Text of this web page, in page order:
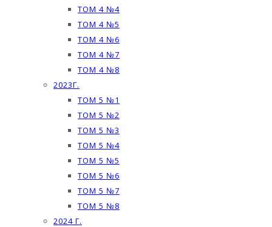
ТОМ 4 №4
ТОМ 4 №5
ТОМ 4 №6
ТОМ 4 №7
ТОМ 4 №8
2023Г.
ТОМ 5 №1
ТОМ 5 №2
ТОМ 5 №3
ТОМ 5 №4
ТОМ 5 №5
ТОМ 5 №6
ТОМ 5 №7
ТОМ 5 №8
2024 Г.